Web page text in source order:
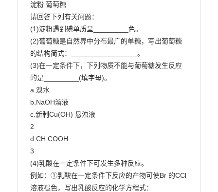
淀粉 葡萄糖
请回答下列有关问题：
(1)淀粉遇到碘单质呈_________色。
(2)葡萄糖是自然界中分布最广的单糖，写出葡萄糖
的结构简式：_________________。
(3)在一定条件下，下列物质不能与葡萄糖发生反应
的是_________(填字母)。
a.溴水
b.NaOH溶液
c.新制Cu(OH) 悬浊液
2
d.CH COOH
3
(4)乳酸在一定条件下可发生多种反应。
例如：①乳酸在一定条件下反应的产物可使Br 的CCl
溶液褪色，写出乳酸反应的化学方程式：